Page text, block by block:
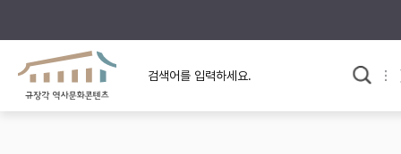
규장각의 어제와 오늘
사료와 문학으로 본